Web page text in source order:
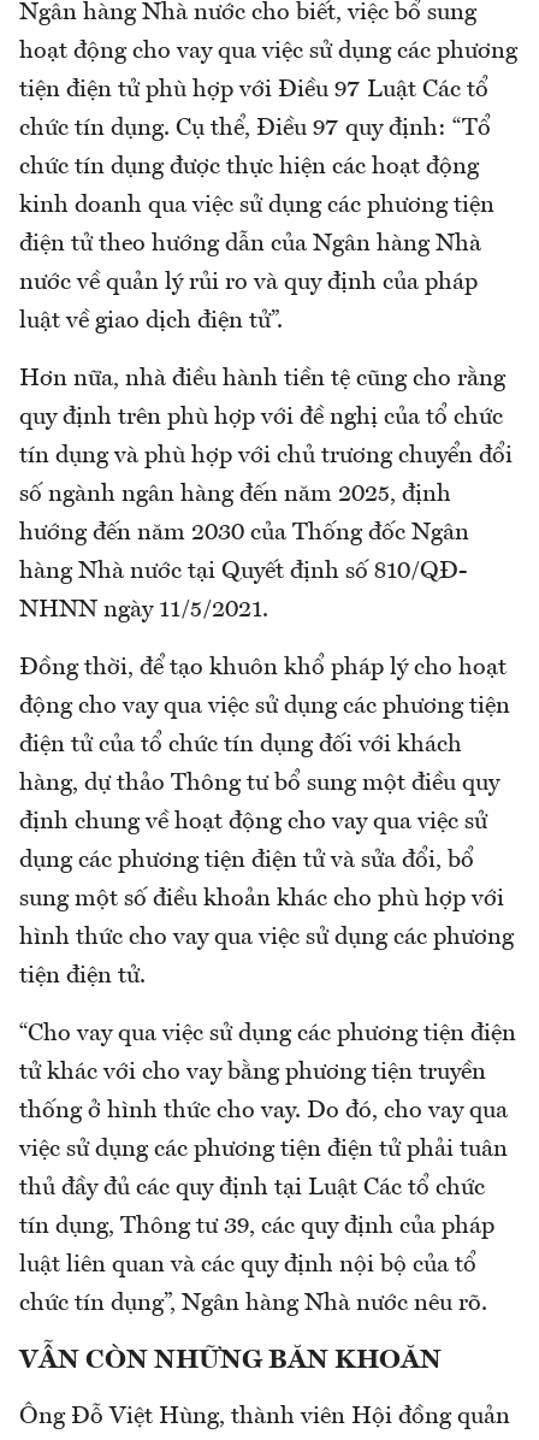
Ngân hàng Nhà nước cho biết, việc bổ sung
hoạt động cho vay qua việc sử dụng các phương
tiện điện tử phù hợp với Điều 97 Luật Các tổ
chức tín dụng. Cụ thể, Điều 97 quy định: “Tổ
chức tín dụng được thực hiện các hoạt động
kinh doanh qua việc sử dụng các phương tiện
điện tử theo hướng dẫn của Ngân hàng Nhà
nước về quản lý rủi ro và quy định của pháp
luật về giao dịch điện tử”.
Hơn nữa, nhà điều hành tiền tệ cũng cho rằng
quy định trên phù hợp với đề nghị của tổ chức
tín dụng và phù hợp với chủ trương chuyển đổi
số ngành ngân hàng đến năm 2025, định
hướng đến năm 2030 của Thống đốc Ngân
hàng Nhà nước tại Quyết định số 810/QĐ-
NHNN ngày 11/5/2021.
Đồng thời, để tạo khuôn khổ pháp lý cho hoạt
động cho vay qua việc sử dụng các phương tiện
điện tử của tổ chức tín dụng đối với khách
hàng, dự thảo Thông tư bổ sung một điều quy
định chung về hoạt động cho vay qua việc sử
dụng các phương tiện điện tử và sửa đổi, bổ
sung một số điều khoản khác cho phù hợp với
hình thức cho vay qua việc sử dụng các phương
tiện điện tử.
“Cho vay qua việc sử dụng các phương tiện điện
tử khác với cho vay bằng phương tiện truyền
thống ở hình thức cho vay. Do đó, cho vay qua
việc sử dụng các phương tiện điện tử phải tuân
thủ đầy đủ các quy định tại Luật Các tổ chức
tín dụng, Thông tư 39, các quy định của pháp
luật liên quan và các quy định nội bộ của tổ
chức tín dụng”, Ngân hàng Nhà nước nêu rõ.
VẪN CÒN NHỮNG BĂN KHOĂN
Ông Đỗ Việt Hùng, thành viên Hội đồng quản